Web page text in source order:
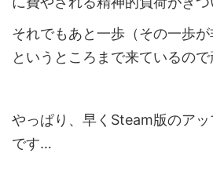
それでもあと一歩（その一歩が
というところまで来ているので
やっぱり、早くSteam版のア
です…